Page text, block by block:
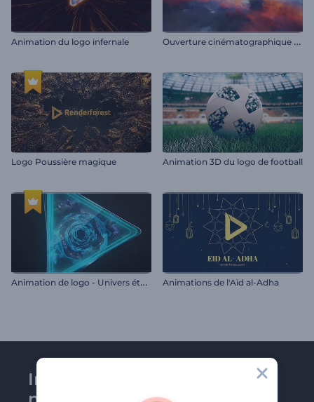
Animation du logo infernale O
uverture cinématographique en nuages
Logo Poussière magique Animation 3D du logo de football
A
nimation de logo - Univers étoilé Animations de l'Aïd al-Adha
Inscrivez-vous à la